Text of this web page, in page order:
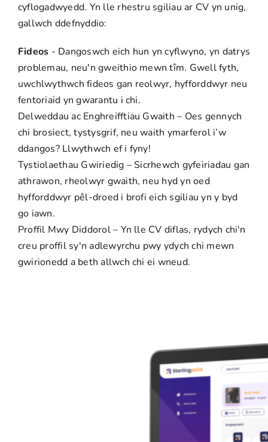
cyflogadwyedd. Yn lle rhestru sgiliau ar CV yn unig,
gallwch ddefnyddio:
Fideos - Dangoswch eich hun yn cyflwyno, yn datrys
problemau, neu'n gweithio mewn tîm. Gwell fyth,
uwchlwythwch fideos gan reolwyr, hyfforddwyr neu
fentoriaid yn gwarantu i chi.
Delweddau ac Enghreifftiau Gwaith – Oes gennych
chi brosiect, tystysgrif, neu waith ymarferol i’w
ddangos? Llwythwch ef i fyny!
Tystiolaethau Gwiriedig – Sicrhewch gyfeiriadau gan
athrawon, rheolwyr gwaith, neu hyd yn oed
hyfforddwyr pêl-droed i brofi eich sgiliau yn y byd
go iawn.
Proffil Mwy Diddorol – Yn lle CV diflas, rydych chi'n
creu proffil sy'n adlewyrchu pwy ydych chi mewn
gwirionedd a beth allwch chi ei wneud.